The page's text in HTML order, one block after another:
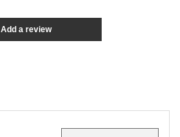
Add a review